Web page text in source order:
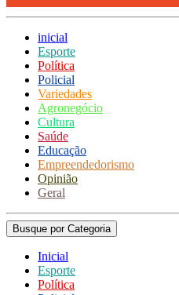
inicial
Esporte
Política
Policial
Variedades
Agronegócio
Cultura
Saúde
Educação
Empreendedorismo
Opinião
Geral
Busque por Categoria
Inicial
Esporte
Política